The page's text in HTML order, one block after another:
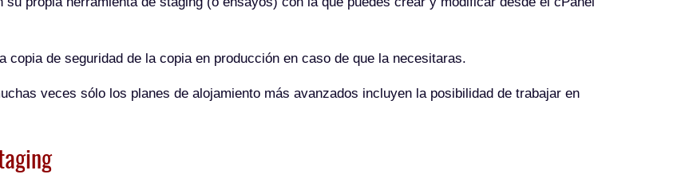
de seguridad de la copia en producción en caso de que la necesitaras.
veces sólo los planes de alojamiento más avanzados incluyen la posibilidad de trabajar en